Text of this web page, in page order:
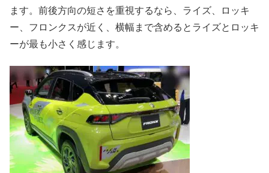
ます。前後方向の短さを重視するなら、ライズ、ロッキ
ー、フロンクスが近く、横幅まで含めるとライズとロッキ
ーが最も小さく感じます。